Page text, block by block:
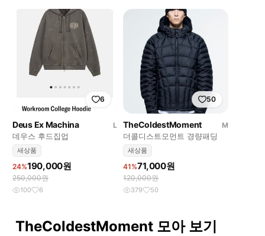
6
Deus Ex Machina
L
데우스 후드집업
새상품
24%190,000원
250,000원
100 6
50
TheColdestMoment
M
더콜디스트모먼트 경량패딩
새상품
41%71,000원
120,000원
379 50
TheColdestMoment 모아 보기